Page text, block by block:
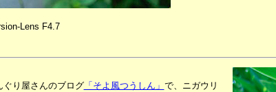
Lens F4.7
り屋さんのブログ「そよ風つうしん」 で、ニガウリ